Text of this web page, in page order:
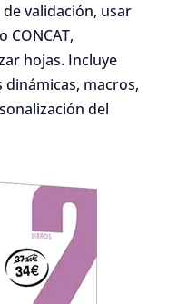
validación, usar
CONCAT,
hojas. Incluye
macros,
del